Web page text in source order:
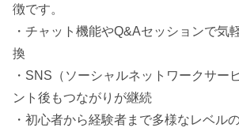
徴です。
・チャット機能やQ&Aセッションで気
換
・SNS（ソーシャルネットワークサー
ント後もつながりが継続
・初心者から経験者まで多様なレベル